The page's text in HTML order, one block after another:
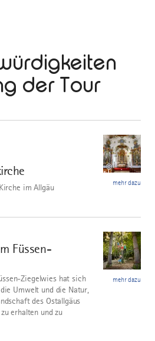
der Tour
©
im Allgäu mehr dazu
Füssen-
Ziegelwies hat sich
Umwelt und die Natur,
des Ostallgäus
erhalten und zu
mehr dazu